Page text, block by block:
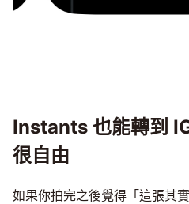
Instants 也能轉到
很自由
如果你拍完之後覺得「這張其